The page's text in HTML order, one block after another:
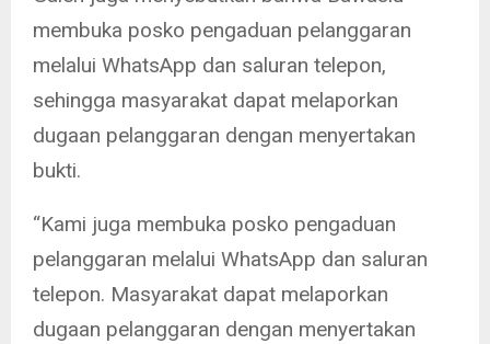
membuka posko pengaduan pelanggaran
melalui WhatsApp dan saluran telepon,
sehingga masyarakat dapat melaporkan
dugaan pelanggaran dengan menyertakan
bukti.
“Kami juga membuka posko pengaduan
pelanggaran melalui WhatsApp dan saluran
telepon. Masyarakat dapat melaporkan
dugaan pelanggaran dengan menyertakan